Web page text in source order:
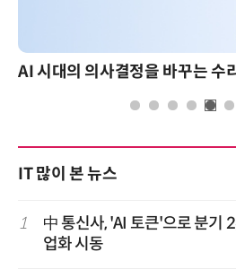
IT 많이 본 뉴스
1
中 통신사, 'AI 토큰'으로 분기
업화 시동